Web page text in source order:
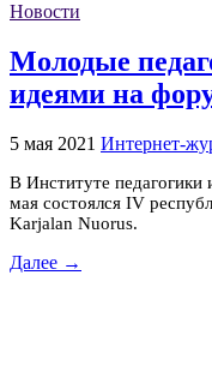
Новости
Молодые
идеями на
5 мая 2021 Интернет-
В Институте
мая состоялся IV
Karjalan Nuorus.
Далее →